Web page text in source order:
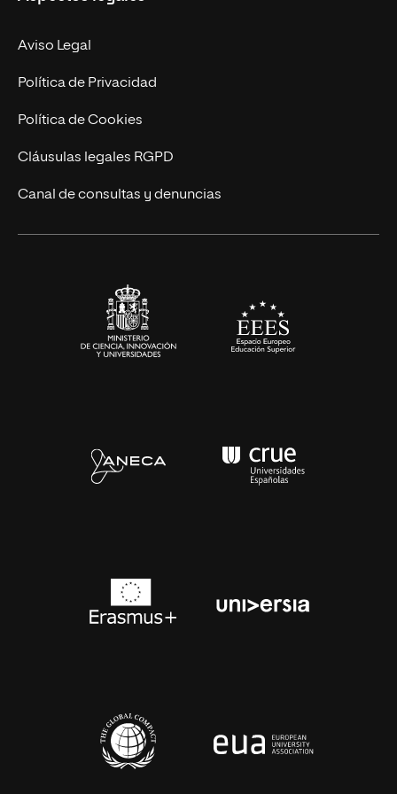
Experto Universitario
Postgrados
Cursos Universitarios
Facultades
Nuestro Equipo
Trabaja en UNIR
Actualidad
UNIR Revista
Eventos
Aviso Legal
Política de Privacidad
Política de Cookies
Cláusulas legales RGPD
Canal de consultas y denuncias